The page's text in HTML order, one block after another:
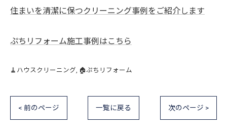
住まいを清潔に保つクリーニング事例をご紹介します
ぷちリフォーム施工事例はこちら
🧹ハウスクリーニング 🏠ぷちリフォーム
< 前のページ 一覧に戻る 次のページ >